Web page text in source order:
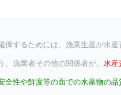
するためには、漁業生産が水
、漁業者その他の関係者が、水産
全性や鮮度等の面での水産物の